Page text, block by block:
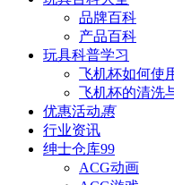
品牌百科
产品百科
玩具科普学习
飞机杯如何使
飞机杯的清洗
优惠活动惠
行业资讯
绅士仓库99
ACG动画